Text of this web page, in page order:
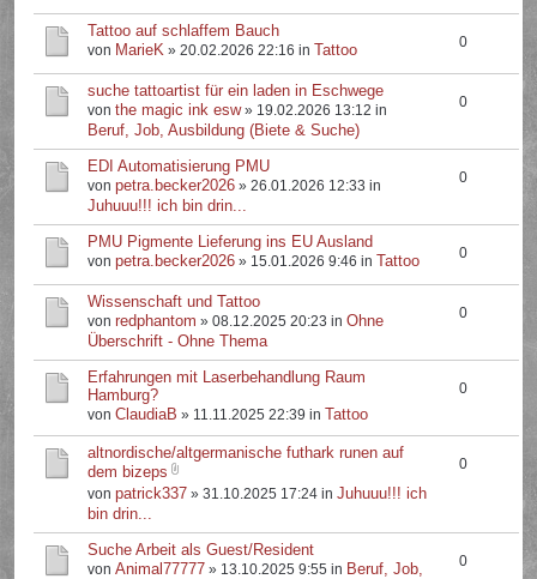
Tattoo auf schlaffem Bauch
von MarieK » 20.02.2026 22:16 in Tattoo 0
suche tattoartist für ein laden in Eschwege
vonthe magic ink esw» 19.02.2026 13:12 in
Beruf, Job, Ausbildung (Biete & Suche)
0
EDI Automatisierung PMU
vonpetra.becker2026 » 26.01.2026 12:33 in
Juhuuu!!! ich bin drin...
0
PMU Pigmente Lieferung ins EU Ausland
vonpetra.becker2026 » 15.01.2026 9:46 in Tattoo 0
Wissenschaft und Tattoo
vonredphantom » 08.12.2025 20:23 inOhne
Überschrift - Ohne Thema
0
Erfahrungen mit Laserbehandlung Raum
Hamburg?
vonClaudiaB » 11.11.2025 22:39 in Tattoo
0
altnordische/altgermanische futhark runen auf
dem bizeps
vonpatrick337 » 31.10.2025 17:24 inJuhuuu!!! ich
bin drin...
0
Suche Arbeit als Guest/Resident
vonAnimal77777 » 13.10.2025 9:55 in Beruf, Job,
0